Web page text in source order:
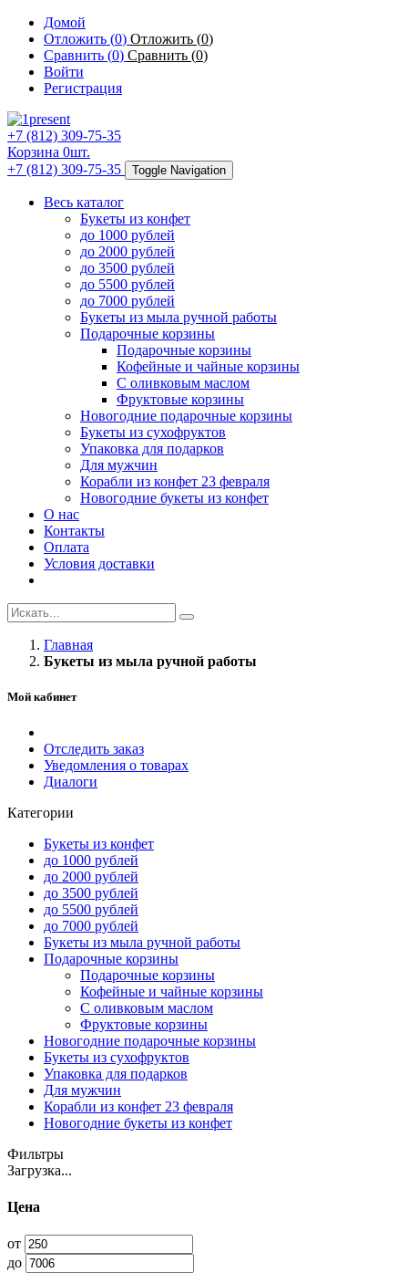
Домой
Отложить (0) Отложить (0)
Сравнить (0) Сравнить (0)
Войти
Регистрация
+7 (812) 309-75-35
Корзина 0шт.
+7 (812) 309-75-35
Toggle Navigation
Весь каталог
Букеты из конфет
до 1000 рублей
до 2000 рублей
до 3500 рублей
до 5500 рублей
до 7000 рублей
Букеты из мыла ручной работы
Подарочные корзины
Подарочные корзины
Кофейные и чайные корзины
С оливковым маслом
Фруктовые корзины
Новогодние подарочные корзины
Букеты из сухофруктов
Упаковка для подарков
Для мужчин
Корабли из конфет 23 февраля
Новогодние букеты из конфет
О нас
Контакты
Оплата
Условия доставки
Главная
Букеты из мыла ручной работы
Мой кабинет
Отследить заказ
Уведомления о товарах
Диалоги
Категории
Букеты из конфет
до 1000 рублей
до 2000 рублей
до 3500 рублей
до 5500 рублей
до 7000 рублей
Букеты из мыла ручной работы
Подарочные корзины
Подарочные корзины
Кофейные и чайные корзины
С оливковым маслом
Фруктовые корзины
Новогодние подарочные корзины
Букеты из сухофруктов
Упаковка для подарков
Для мужчин
Корабли из конфет 23 февраля
Новогодние букеты из конфет
Фильтры
Загрузка...
Цена
от
до